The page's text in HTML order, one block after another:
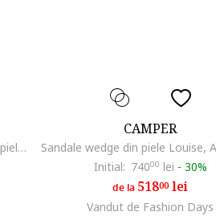
Pantofi sport Drift Trail cu detalii de piele intoarsa, Maro deschis/Bej deschis
CAMPER
Initial: 74000 lei - 30%
de la 51800lei
Vandut de Fashion Days